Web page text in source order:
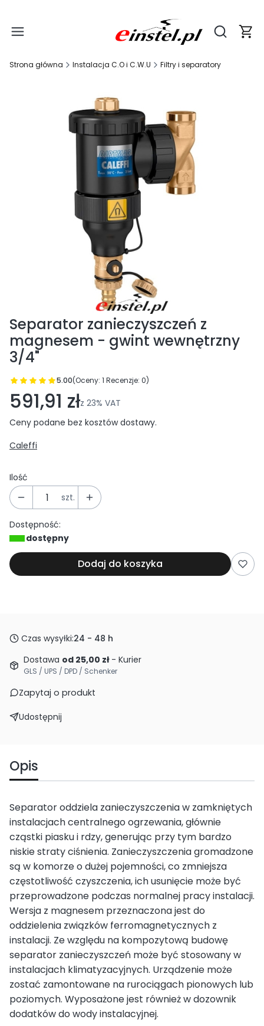
Otwórz
Strona główna Instalacja C.O i C.W.U Filtry i separatory
Separator zanieczyszczeń z
magnesem - gwint wewnętrzny
3/4"
5.00(Oceny: 1 Recenzje: 0)
Przejdź do sekcji Opinie
591,91 złz 23% VAT
Ceny podane bez kosztów dostawy.
Caleffi
Ilość
szt.
Dostępność:
dostępny
Dodaj do koszyka
Czas wysyłki:24 - 48 h
Dostawa od 25,00 zł - Kurier
GLS / UPS / DPD / Schenker
Zapytaj o produkt
Udostępnij
Opis
Separator oddziela zanieczyszczenia w zamkniętych
instalacjach centralnego ogrzewania, głównie
cząstki piasku i rdzy, generując przy tym bardzo
niskie straty ciśnienia. Zanieczyszczenia gromadzone
są w komorze o dużej pojemności, co zmniejsza
częstotliwość czyszczenia, ich usunięcie może być
przeprowadzone podczas normalnej pracy instalacji.
Wersja z magnesem przeznaczona jest do
oddzielenia związków ferromagnetycznych z
instalacji. Ze względu na kompozytową budowę
separator zanieczyszczeń może być stosowany w
instalacjach klimatyzacyjnych. Urządzenie może
zostać zamontowane na rurociągach pionowych lub
poziomych. Wyposażone jest również w dozownik
dodatków do wody instalacyjnej.